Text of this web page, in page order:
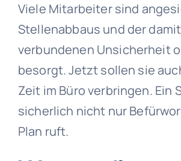
Viele Mitarbeiter sind
Stellenabbaus und der damit
verbundenen Unsicherheit
besorgt. Jetzt sollen sie
Zeit im Büro verbringen. Ein
sicherlich nicht nur
Plan ruft.